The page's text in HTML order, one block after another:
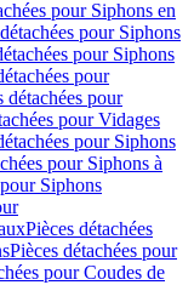
pour Siphons en
pour Siphons
pour Siphons
pour
détachées pour
pour Vidages
pour Siphons
pour Siphons à
Siphons
Pièces détachées
Pièces détachées pour
pour Coudes de